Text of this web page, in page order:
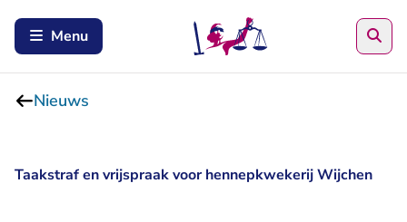
Menu
Nieuws
Taakstraf en vrijspraak voor hennepkwekerij Wijchen